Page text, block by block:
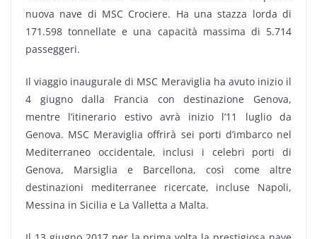
nuova nave di MSC Crociere. Ha una stazza lorda di
171.598 tonnellate e una capacità massima di 5.714
passeggeri.
Il viaggio inaugurale di MSC Meraviglia ha avuto inizio il
4 giugno dalla Francia con destinazione Genova,
mentre l’itinerario estivo avrà inizio l’11 luglio da
Genova. MSC Meraviglia offrirà sei porti d’imbarco nel
Mediterraneo occidentale, inclusi i celebri porti di
Genova, Marsiglia e Barcellona, così come altre
destinazioni mediterranee ricercate, incluse Napoli,
Messina in Sicilia e La Valletta a Malta.